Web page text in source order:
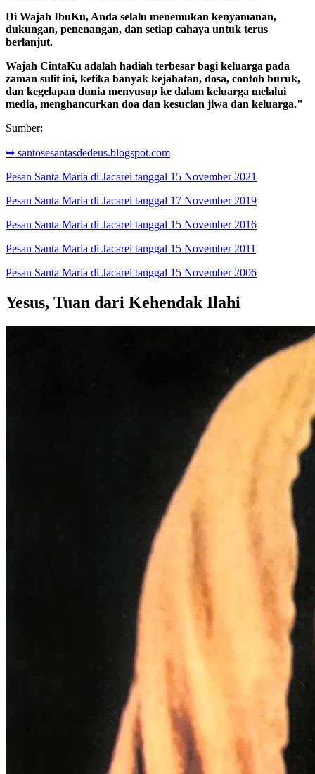
Di Wajah IbuKu, Anda selalu menemukan kenyamanan,
dukungan, penenangan, dan setiap cahaya untuk terus
berlanjut.
Wajah CintaKu adalah hadiah terbesar bagi keluarga pada
zaman sulit ini, ketika banyak kejahatan, dosa, contoh buruk,
dan kegelapan dunia menyusup ke dalam keluarga melalui
media, menghancurkan doa dan kesucian jiwa dan keluarga."
Sumber:
➥ santosesantasdedeus.blogspot.com
Pesan Santa Maria di Jacarei tanggal 15 November 2021
Pesan Santa Maria di Jacarei tanggal 17 November 2019
Pesan Santa Maria di Jacarei tanggal 15 November 2016
Pesan Santa Maria di Jacarei tanggal 15 November 2011
Pesan Santa Maria di Jacarei tanggal 15 November 2006
Yesus, Tuan dari Kehendak Ilahi